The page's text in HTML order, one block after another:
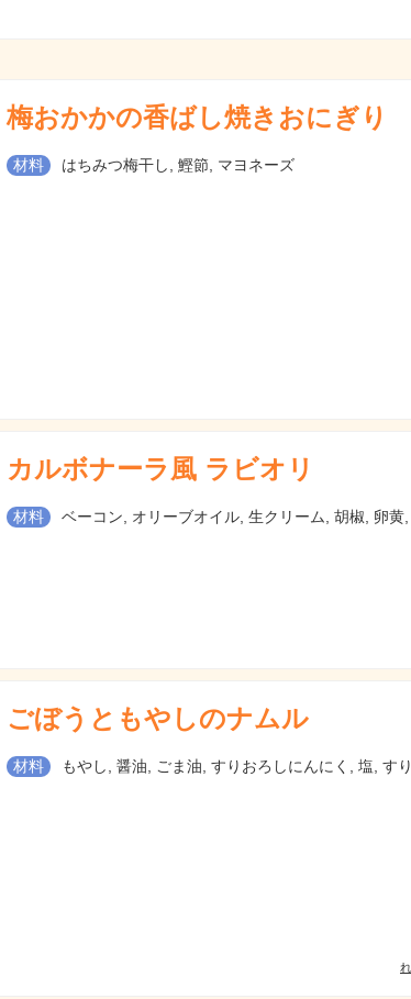
梅おかかの香ばし焼きおにぎり
材料 はちみつ梅干し, 鰹節, マヨネーズ
カルボナーラ風 ラビオリ
材料 ベーコン, オリーブオイル, 生クリーム, 胡椒, 卵黄
ごぼうともやしのナムル
材料 もやし, 醤油, ごま油, すりおろしにんにく, 塩, す